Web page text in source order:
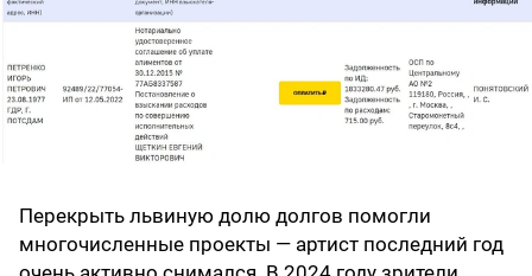
Перекрыть львиную долю долгов помогли
многочисленные проекты — артист последний год